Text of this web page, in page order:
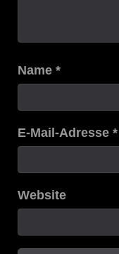
Name *
E-Mail-Adresse *
Website